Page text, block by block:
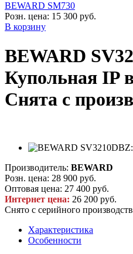
BEWARD SM730
Розн. цена: 15 300 руб.
В корзину
BEWARD
Купольная IP
Снята с
Производитель: BEWARD
Розн. цена: 28 900 руб.
Оптовая цена: 27 400 руб.
Интернет цена: 26 200 руб.
Снято с серийного
Характеристика
Особенности